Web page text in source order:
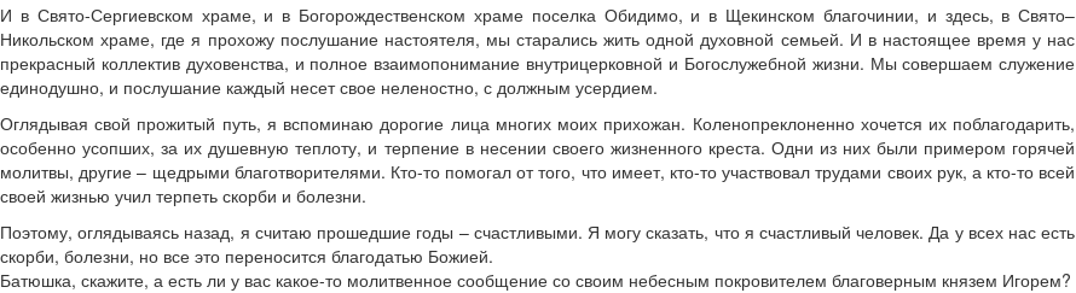
И в Свято-Сергиевском храме, и в Богорождественском храме поселка Обидимо, и в Щекинском благочинии, и здесь, в Свято–
Никольском храме, где я прохожу послушание настоятеля, мы старались жить одной духовной семьей. И в настоящее время у нас
прекрасный коллектив духовенства, и полное взаимопонимание внутрицерковной и Богослужебной жизни. Мы совершаем служение
единодушно, и послушание каждый несет свое неленостно, с должным усердием.
Оглядывая свой прожитый путь, я вспоминаю дорогие лица многих моих прихожан. Коленопреклоненно хочется их поблагодарить,
особенно усопших, за их душевную теплоту, и терпение в несении своего жизненного креста. Одни из них были примером горячей
молитвы, другие – щедрыми благотворителями. Кто-то помогал от того, что имеет, кто-то участвовал трудами своих рук, а кто-то всей
своей жизнью учил терпеть скорби и болезни.
Поэтому, оглядываясь назад, я считаю прошедшие годы – счастливыми. Я могу сказать, что я счастливый человек. Да у всех нас есть
скорби, болезни, но все это переносится благодатью Божией.
Батюшка, скажите, а есть ли у вас какое-то молитвенное сообщение со своим небесным покровителем благоверным князем Игорем?